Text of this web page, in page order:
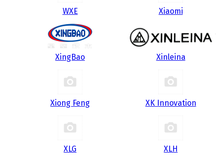
WXE Xiaomi
XingBao Xinleina
Xiong Feng XK Innovation
XLG XLH